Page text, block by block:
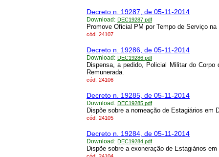
Decreto n. 19287, de 05-11-2014
Download: DEC19287.pdf
Promove Oficial PM por Tempo de Serviço
cód. 24107
Decreto n. 19286, de 05-11-2014
Download: DEC19286.pdf
Dispensa, a pedido, Policial Militar do
Remunerada.
cód. 24106
Decreto n. 19285, de 05-11-2014
Download: DEC19285.pdf
Dispõe sobre a nomeação de Estagiários em
cód. 24105
Decreto n. 19284, de 05-11-2014
Download: DEC19284.pdf
Dispõe sobre a exoneração de Estagiários